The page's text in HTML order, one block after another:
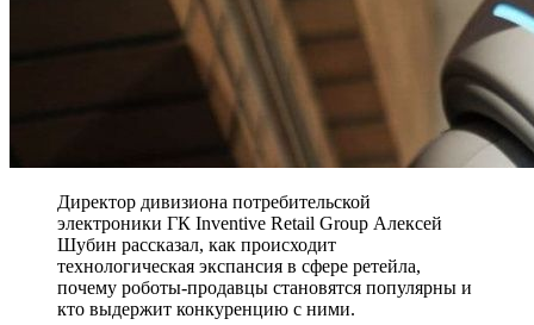
Директор дивизиона потребительской
электроники ГК Inventive Retail Group Алексей
Шубин рассказал, как происходит
технологическая экспансия в сфере ретейла,
почему роботы-продавцы становятся популярны и
кто выдержит конкуренцию с ними.